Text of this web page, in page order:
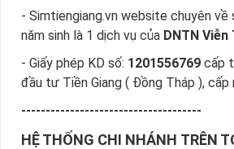
- Simtiengiang.vn website chuyên về
năm sinh là 1 dịch vụ của DNTN
- Giấy phép KD số: 1201556769 cấp
đầu tư Tiền Giang ( Đồng Tháp ),
-------------------------------------
HỆ THỐNG CHI NHÁNH TRÊN